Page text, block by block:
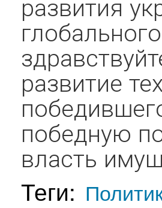
развитие
победную
власть
Теги: